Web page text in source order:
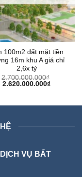
100m2 đất mặt tiền
16m khu A giá chỉ
2,6x tỷ
2.700.000.000₫
Giá
2.620.000.000₫Giá
VỤ BẤT